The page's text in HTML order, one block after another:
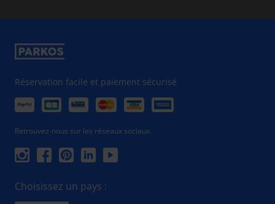
Réservation facile et paiement sécurisé
Retrouvez-nous sur les réseaux sociaux.
Choisissez un pays :